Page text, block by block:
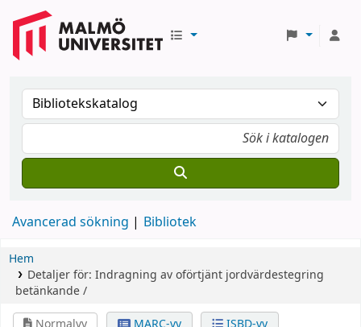
Avancerad sökning Bibliotek
Hem
Detaljer för: Indragning av oförtjänt jordvärdestegring
betänkande /